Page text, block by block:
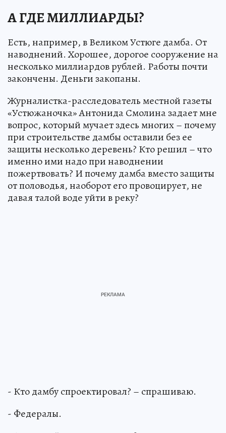
А ГДЕ МИЛЛИАРДЫ?
Есть, например, в Великом Устюге дамба. От
наводнений. Хорошее, дорогое сооружение на
несколько миллиардов рублей. Работы почти
закончены. Деньги закопаны.
Журналистка-расследователь местной газеты
«Устюжаночка» Антонида Смолина задает мне
вопрос, который мучает здесь многих – почему
при строительстве дамбы оставили без ее
защиты несколько деревень? Кто решил – что
именно ими надо при наводнении
пожертвовать? И почему дамба вместо защиты
от половодья, наоборот его провоцирует, не
давая талой воде уйти в реку?
- Кто дамбу спроектировал? – спрашиваю.
- Федералы.